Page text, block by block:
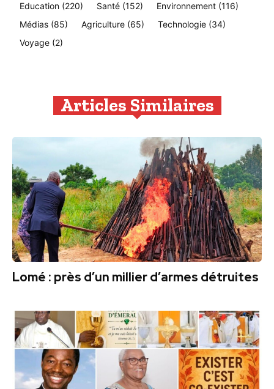
Education (220) Santé (152) Environnement (116)
Médias (85) Agriculture (65) Technologie (34)
Voyage (2)
Articles Similaires
Lomé : près d’un millier d’armes détruites